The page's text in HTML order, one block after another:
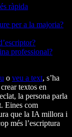
ràpida
per a la majoria?
professional?
o veu a text, s’ha
textos en
la persona parla
Eines com
que la IA millora i
més l’escriptura